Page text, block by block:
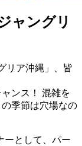
ャングリ
リア沖縄」、皆
ンス！ 混雑を
季節は穴場なの
ーとして、パー